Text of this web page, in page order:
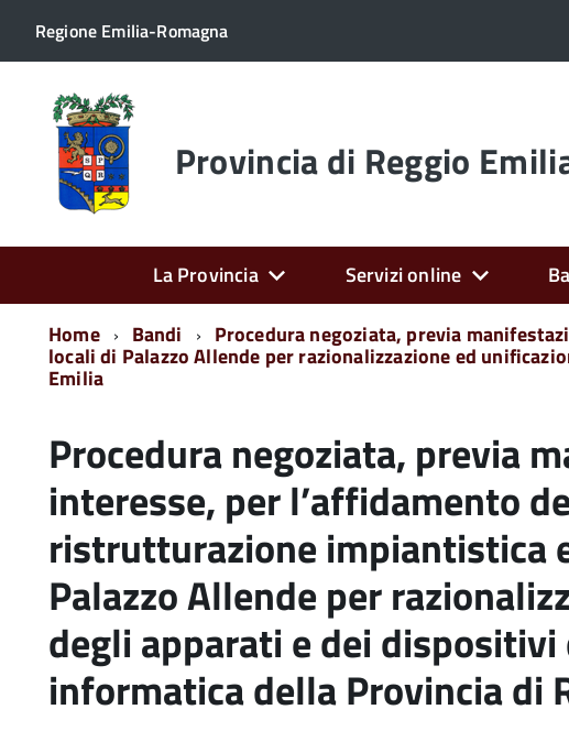
Regione Emilia-Romagna
Torna
alla
home
page Provincia di Reggio
La Provincia Servizi online
Home
Bandi Procedura negoziata, previa
locali di Palazzo Allende per razionalizzazione ed
Emilia
Procedura negoziata, previa
interesse, per l’affidamento
ristrutturazione impiantistica
Palazzo Allende per
degli apparati e dei
informatica della Provincia di